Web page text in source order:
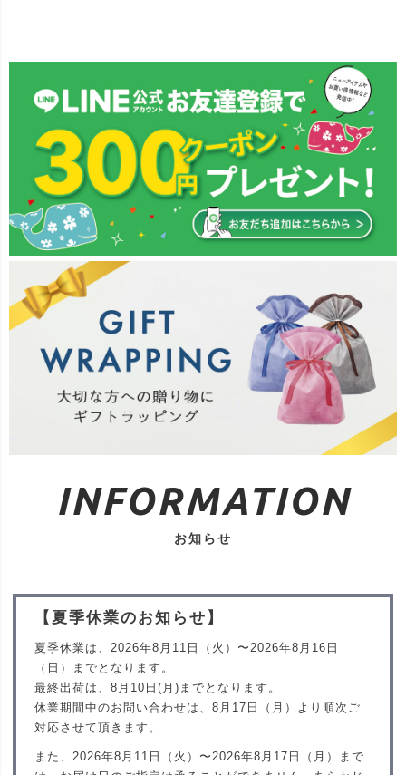
INFORMATION
お知らせ
【夏季休業のお知らせ】
夏季休業は、2026年8月11日（火）〜2026年8月16日
（日）までとなります。
最終出荷は、8月10日(月)までとなります。
休業期間中のお問い合わせは、8月17日（月）より順次ご
対応させて頂きます。
また、2026年8月11日（火）〜2026年8月17日（月）まで